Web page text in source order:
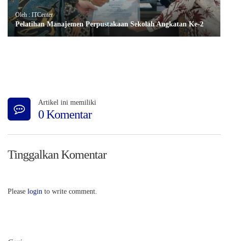
Oleh : ITCenter
Pelatihan Manajemen Perpustakaan Sekolah Angkatan Ke-2
Artikel ini memiliki
0 Komentar
Tinggalkan Komentar
Please login to write comment.